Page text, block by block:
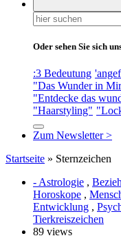
Suchen
nach:
Oder sehen Sie sich
:3 Bedeutung
"Das Wunder in
"Entdecke das
"Haarstyling"
Zum Newsletter >
Startseite » Sternzeichen
- Astrologie ,
Horoskope ,
Entwicklung ,
Tierkreiszeichen
89 views